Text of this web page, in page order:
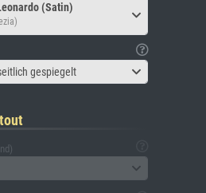
(Satin)
gespiegelt